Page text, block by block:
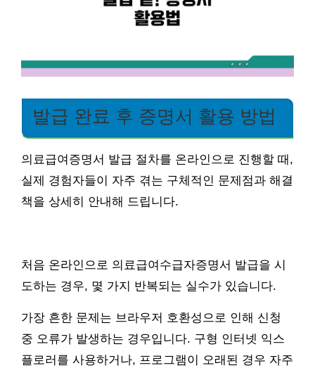
발급 완료 후 증명서 활용 방법
의료급여증명서 발급 절차를 온라인으로 진행할 때,
실제 경험자들이 자주 겪는 구체적인 문제점과 해결
책을 상세히 안내해 드립니다.
처음 온라인으로 의료급여수급자증명서 발급을 시
도하는 경우, 몇 가지 반복되는 실수가 있습니다.
가장 흔한 문제는 브라우저 호환성으로 인해 신청
중 오류가 발생하는 경우입니다. 구형 인터넷 익스
플로러를 사용하거나, 프로그램이 오래된 경우 자주